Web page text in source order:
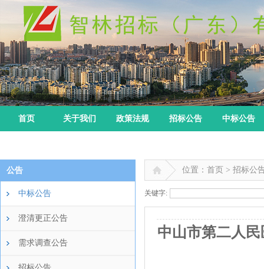
首页 关于我们 政策法规 招标公告 中标公告
公告
中标公告
澄清更正公告
需求调查公告
位置：首页 > 招标公
关键字:
中山市第二人